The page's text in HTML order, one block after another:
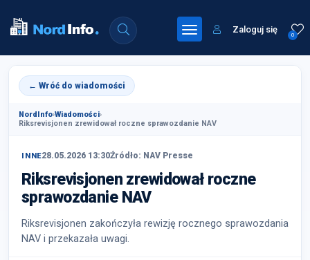
0
Zaloguj się
← Wróć do wiadomości
NordInfo›Wiadomości›
Riksrevisjonen zrewidował roczne sprawozdanie NAV
INNE28.05.2026 13:30Źródło: NAV Presse
Riksrevisjonen zrewidował roczne
sprawozdanie NAV
Riksrevisjonen zakończyła rewizję rocznego sprawozdania
NAV i przekazała uwagi.